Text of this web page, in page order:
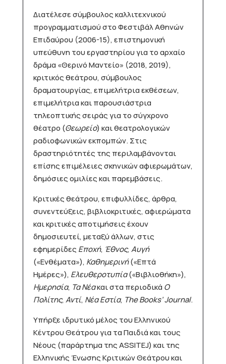
Διατέλεσε σύμβουλος καλλιτεχνικού
προγραμματισμού στο Φεστιβάλ Αθηνών
Επιδαύρου (2006-15), επιστημονική
υπεύθυνη του εργαστηρίου για το αρχαίο
δράμα «Θερινό Μαντείο» (2018, 2019),
κριτικός θεάτρου, σύμβουλος
δραματουργίας, επιμελήτρια εκθέσεων,
επιμελήτρια και παρουσιάστρια
τηλεοπτικής σειράς για το σύγχρονο
θέατρο (Θεωρείο) και θεατρολογικών
ραδιοφωνικών εκπομπών. Στις
δραστηριότητές της περιλαμβάνονται
επίσης επιμέλειες σκηνικών αφιερωμάτων,
δημόσιες ομιλίες και παρεμβάσεις.
Κριτικές θεάτρου, επιφυλλίδες, άρθρα,
συνεντεύξεις, βιβλιοκριτικές, αφιερώματα
και κριτικές αποτιμήσεις έχουν
δημοσιευτεί, μεταξύ άλλων, στις
εφημερίδες Εποχή, Έθνος,Αυγή
(«Ενθέματα»), Καθημερινή(«Επτά
Ημέρες»), Ελευθεροτυπία(«Βιβλιοθήκη»),
Ημερησία, Τα Νέακαι στα περιοδικά Ο
Πολίτης,Αντί, Νέα Εστία, The Books’ Journal.
Υπήρξε ιδρυτικό μέλος του Ελληνικού
Κέντρου Θεάτρου για τα Παιδιά και τους
Νέους (παράρτημα της ASSITEJ) και της
Ελληνικής Ένωσης Κριτικών Θεάτρου και